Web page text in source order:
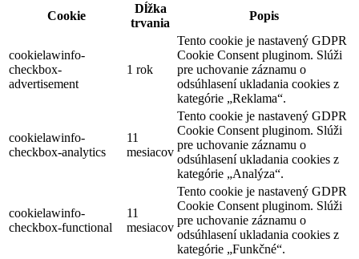
Cookie
Dĺžka
trvania
Popis
cookielawinfo-
checkbox-
advertisement
1 rok
Tento cookie je nastavený GDPR
Cookie Consent pluginom. Slúži
pre uchovanie záznamu o
odsúhlasení ukladania cookies z
kategórie „Reklama“.
cookielawinfo-
checkbox-analytics
11
mesiacov
Tento cookie je nastavený GDPR
Cookie Consent pluginom. Slúži
pre uchovanie záznamu o
odsúhlasení ukladania cookies z
kategórie „Analýza“.
cookielawinfo-
checkbox-functional
11
mesiacov
Tento cookie je nastavený GDPR
Cookie Consent pluginom. Slúži
pre uchovanie záznamu o
odsúhlasení ukladania cookies z
kategórie „Funkčné“.